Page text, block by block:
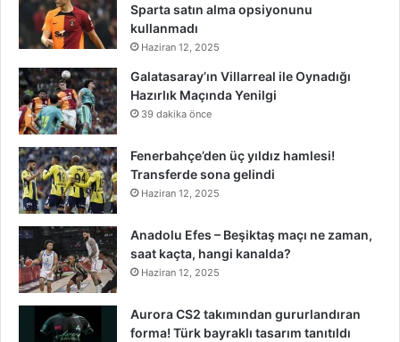
Sparta satın alma opsiyonunu
kullanmadı
Haziran 12, 2025
Galatasaray’ın Villarreal ile Oynadığı
Hazırlık Maçında Yenilgi
39 dakika önce
Fenerbahçe’den üç yıldız hamlesi!
Transferde sona gelindi
Haziran 12, 2025
Anadolu Efes – Beşiktaş maçı ne zaman,
saat kaçta, hangi kanalda?
Haziran 12, 2025
Aurora CS2 takımından gururlandıran
forma! Türk bayraklı tasarım tanıtıldı